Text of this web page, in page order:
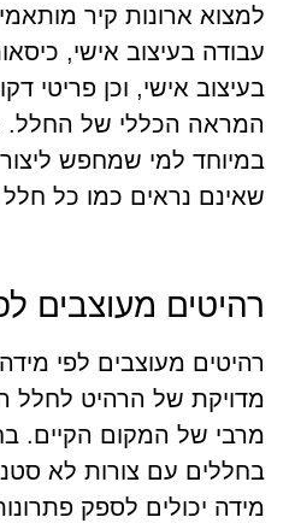
למצוא ארונות קיר
עבודה בעיצוב אישי,
בעיצוב אישי, וכן פריטי
המראה הכללי של החלל.
במיוחד למי שמחפש ליצור
שאינם נראים כמו כל
רהיטים מעוצבים
רהיטים מעוצבים לפי
מדויקת של הרהיט לחלל
מרבי של המקום הקיים.
בחללים עם צורות לא
מידה יכולים לספק